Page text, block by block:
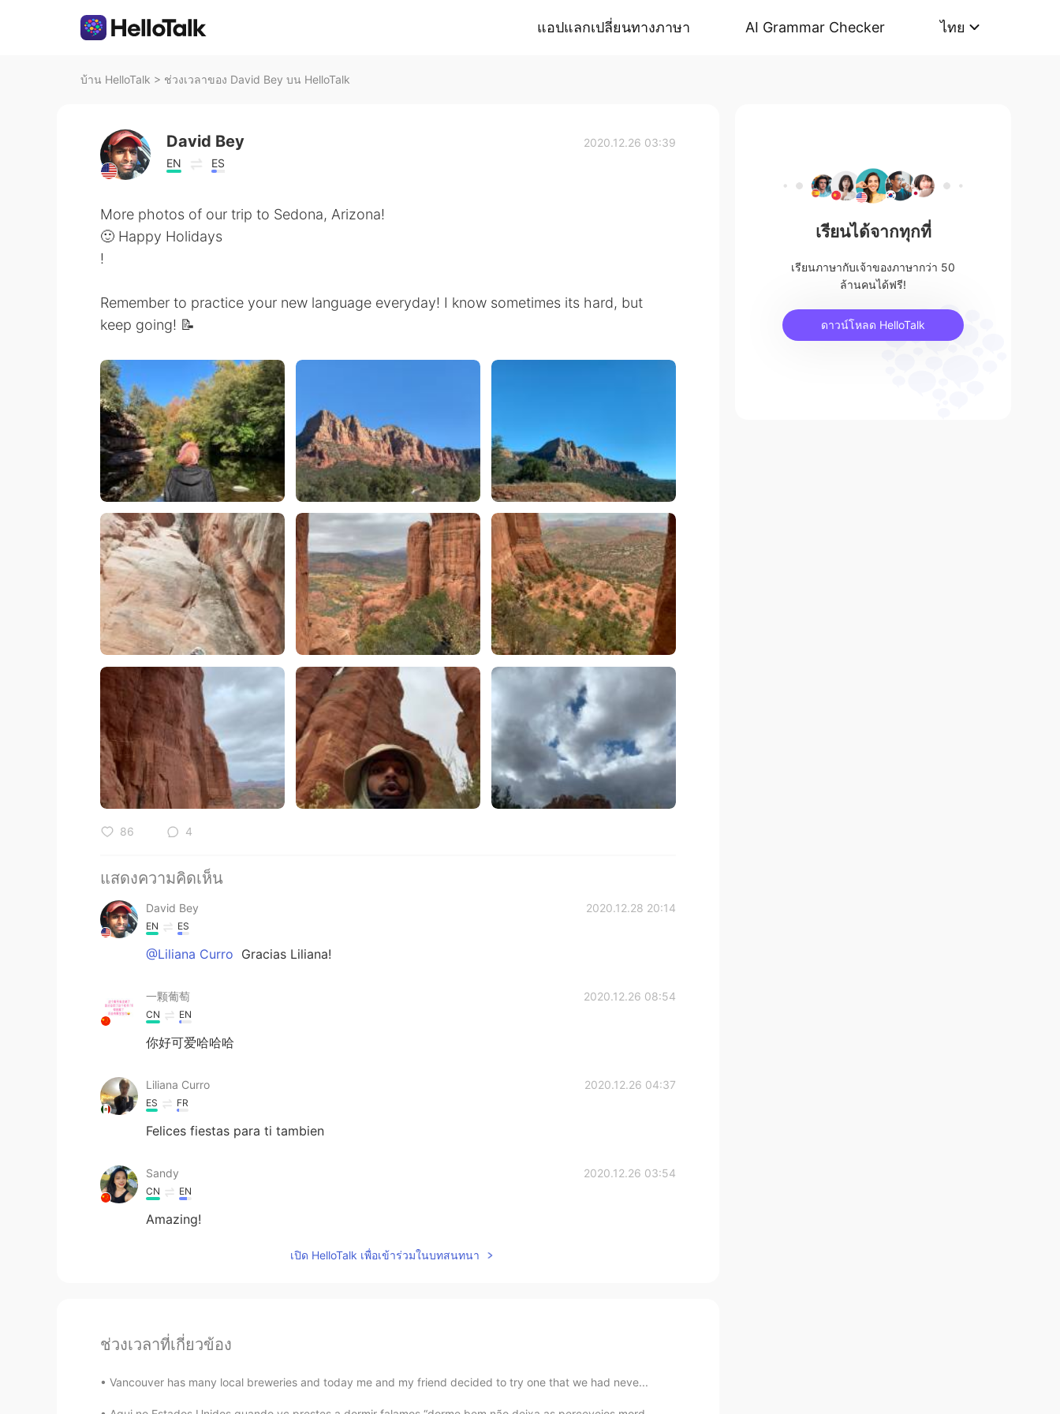
แอปแลกเปลี่ยนทางภาษา AI Grammar Checker ไทย
บ้าน HelloTalk > ช่วงเวลาของ David Bey บน HelloTalk
David Bey
EN ES
2020.12.26 03:39
More photos of our trip to Sedona, Arizona!
🙂 Happy Holidays
!
Remember to practice your new language everyday! I know sometimes its hard, but
keep going! 📝
86 4
แสดงความคิดเห็น
David Bey 2020.12.28 20:14
EN ES
@Liliana Curro Gracias Liliana!
一颗葡萄 2020.12.26 08:54
CN EN
你好可爱哈哈哈
Liliana Curro 2020.12.26 04:37
ES FR
Felices fiestas para ti tambien
Sandy 2020.12.26 03:54
CN EN
Amazing!
เปิด HelloTalk เพื่อเข้าร่วมในบทสนทนา
ช่วงเวลาที่เกี่ยวข้อง
Vancouver has many local breweries and today me and my friend decided to try one that we had neve...
เรียนได้จากทุกที่
เรียนภาษากับเจ้าของภาษากว่า 50
ล้านคนได้ฟรี!
ดาวน์โหลด HelloTalk